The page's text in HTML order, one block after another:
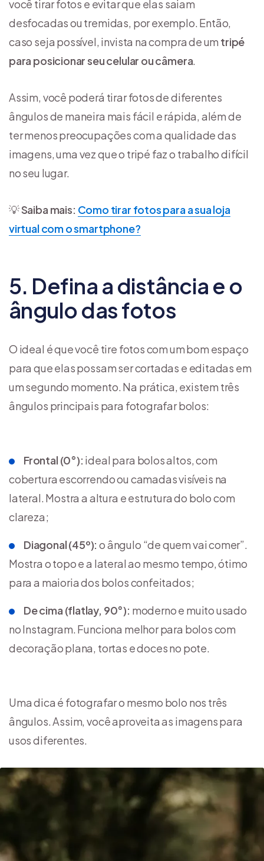
você tirar fotos e evitar que elas saiam
desfocadas ou tremidas, por exemplo. Então,
caso seja possível, invista na compra de um tripé
para posicionar seu celular ou câmera.
Assim, você poderá tirar fotos de diferentes
ângulos de maneira mais fácil e rápida, além de
ter menos preocupações com a qualidade das
imagens, uma vez que o tripé faz o trabalho difícil
no seu lugar.
💡Saiba mais: Como tirar fotos para a sua loja
virtual com o smartphone?
5. Defina a distância e o
ângulo das fotos
O ideal é que você tire fotos com um bom espaço
para que elas possam ser cortadas e editadas em
um segundo momento. Na prática, existem três
ângulos principais para fotografar bolos:
Frontal (0°): ideal para bolos altos, com
cobertura escorrendo ou camadas visíveis na
lateral. Mostra a altura e estrutura do bolo com
clareza;
Diagonal (45º): o ângulo “de quem vai comer”.
Mostra o topo e a lateral ao mesmo tempo, ótimo
para a maioria dos bolos confeitados;
De cima (flatlay, 90°): moderno e muito usado
no Instagram. Funciona melhor para bolos com
decoração plana, tortas e doces no pote.
Uma dica é fotografar o mesmo bolo nos três
ângulos. Assim, você aproveita as imagens para
usos diferentes.